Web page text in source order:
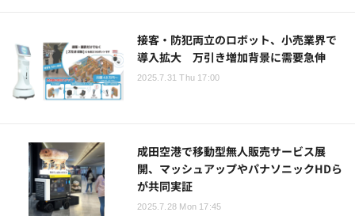
接客・防犯両立のロボット、小売業界で
導入拡大 万引き増加背景に需要急伸
2025.7.31 Thu 17:00
成田空港で移動型無人販売サービス展
開、マッシュアップやパナソニックHDら
が共同実証
2025.7.28 Mon 17:45